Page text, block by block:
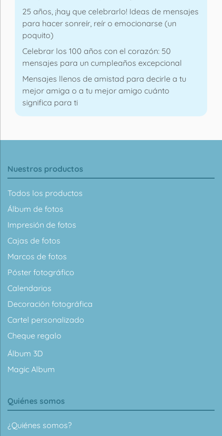
25 años, ¡hay que celebrarlo! Ideas de mensajes
para hacer sonreír, reír o emocionarse (un
poquito)
Celebrar los 100 años con el corazón: 50
mensajes para un cumpleaños excepcional
Mensajes llenos de amistad para decirle a tu
mejor amiga o a tu mejor amigo cuánto
significa para ti
Nuestros productos
Todos los productos
Álbum de fotos
Impresión de fotos
Cajas de fotos
Marcos de fotos
Póster fotográfico
Calendarios
Decoración fotográfica
Cartel personalizado
Cheque regalo
Álbum 3D
Magic Album
Quiénes somos
¿Quiénes somos?